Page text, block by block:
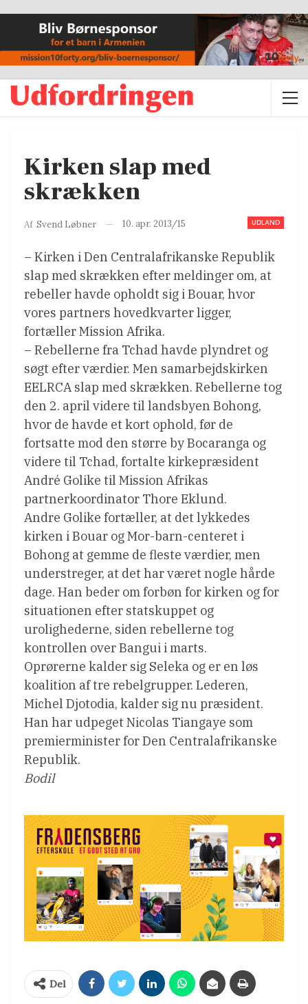
Kirken slap med
skrækken
UDLAND
Af Svend Løbner 10. apr. 2013/15
– Kirken i Den Centralafrikanske Republik
slap med skrækken efter meldinger om, at
rebeller havde opholdt sig i Bouar, hvor
vores partners hovedkvarter ligger,
fortæller Mission Afrika.
– Rebellerne fra Tchad havde plyndret og
søgt efter værdier. Men samarbejdskirken
EELRCA slap med skrækken. Rebellerne tog
den 2. april videre til landsbyen Bohong,
hvor de havde et kort ophold, før de
fortsatte mod den større by Bocaranga og
videre til Tchad, fortalte kirkepræsident
André Golike til Mission Afrikas
partnerkoordinator Thore Eklund.
Andre Golike fortæller, at det lykkedes
kirken i Bouar og Mor-barn-centeret i
Bohong at gemme de fleste værdier, men
understreger, at det har været nogle hårde
dage. Han beder om forbøn for kirken og for
situationen efter statskuppet og
urolighederne, siden rebellerne tog
kontrollen over Bangui i marts.
Oprørerne kalder sig Seleka og er en løs
koalition af tre rebelgrupper. Lederen,
Michel Djotodia, kalder sig nu præsident.
Han har udpeget Nicolas Tiangaye som
premierminister for Den Centralafrikanske
Republik.
Bodil
Del